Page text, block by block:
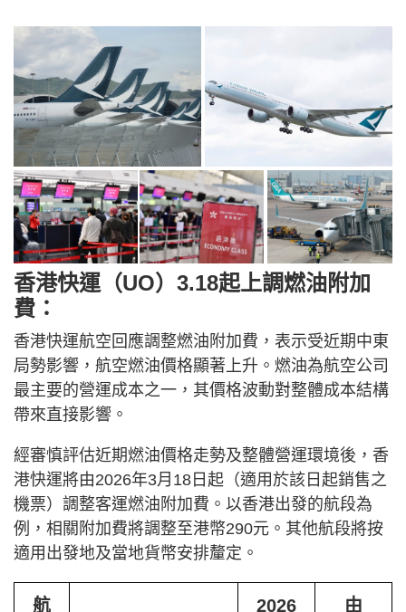
香港快運（UO）3.18起上調燃油附加
費：
香港快運航空回應調整燃油附加費，表示受近期中東
局勢影響，航空燃油價格顯著上升。燃油為航空公司
最主要的營運成本之一，其價格波動對整體成本結構
帶來直接影響。
經審慎評估近期燃油價格走勢及整體營運環境後，香
港快運將由2026年3月18日起（適用於該日起銷售之
機票）調整客運燃油附加費。以香港出發的航段為
例，相關附加費將調整至港幣290元。其他航段將按
適用出發地及當地貨幣安排釐定。
航
2026
由